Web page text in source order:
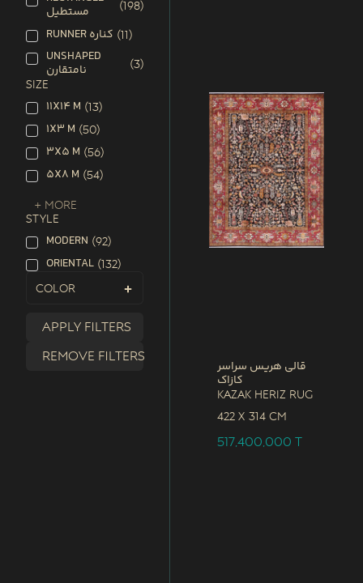
مستطیل (198)
RUNNER کناره (11)
UNSHAPED
نامتقارن (3)
SIZE
11X14 M (13)
1X3 M (50)
3X5 M (56)
5X8 M (54)
+ More
STYLE
MODERN (92)
ORIENTAL (132)
Color
Apply filters
Remove filters
قالی هریس سراسر
کازاک
Kazak Heriz Rug
422 x 314 CM
517,400,000T